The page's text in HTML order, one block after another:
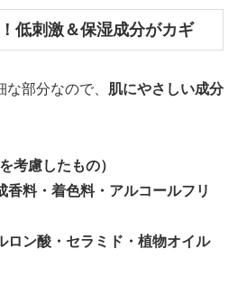
低刺激＆保湿成分がカギ
部分なので、 肌にやさしい成分
考慮したもの）
香料・着色料・アルコールフリ
ロン酸・セラミド・植物オイル